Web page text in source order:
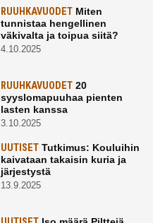
RUUHKAVUODETMiten
tunnistaa hengellinen
väkivalta ja toipua siitä?
4.10.2025
RUUHKAVUODET20
syyslomapuuhaa pienten
lasten kanssa
3.10.2025
UUTISETTutkimus: Kouluihin
kaivataan takaisin kuria ja
järjestystä
13.9.2025